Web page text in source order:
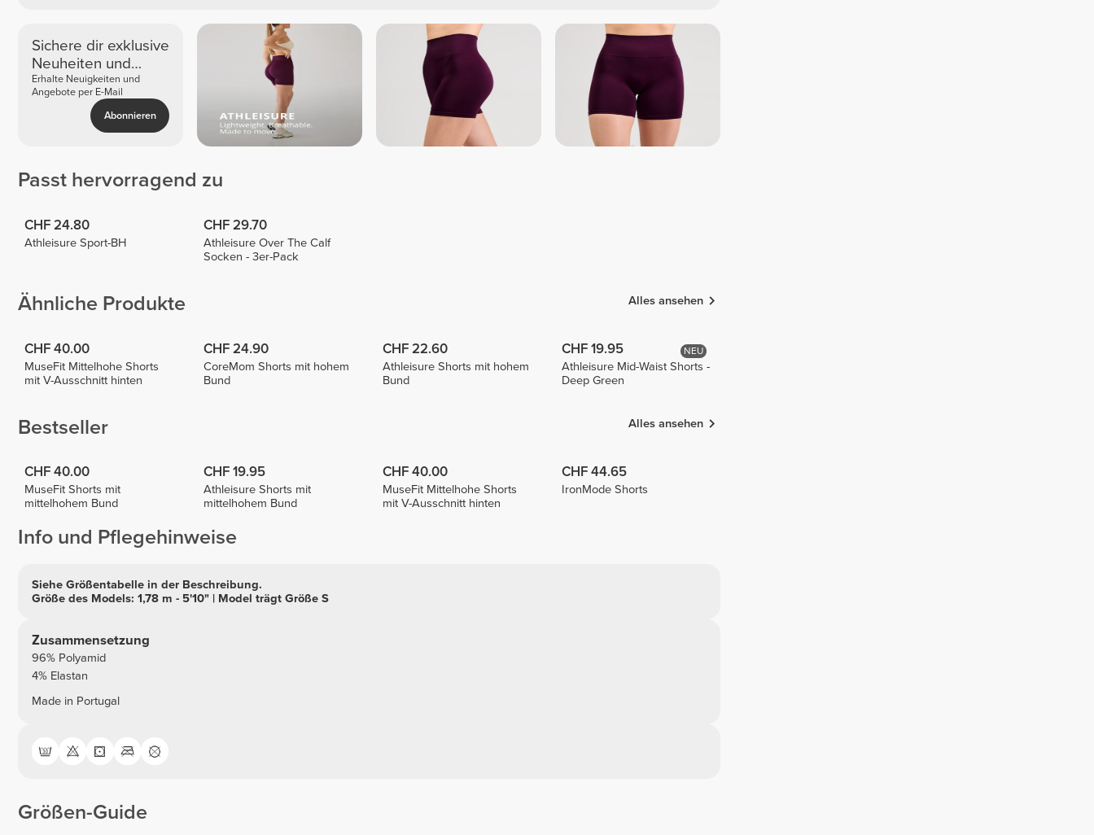
Sichere dir exklusive
Neuheiten und
Angebote
Erhalte Neuigkeiten und
Angebote per E-Mail
Abonnieren
Passt hervorragend zu
CHF 24.80
Athleisure Sport-BH
CHF 29.70
Athleisure Over The Calf
Socken - 3er-Pack
Ähnliche Produkte Alles ansehen
CHF 40.00
MuseFit Mittelhohe Shorts
mit V-Ausschnitt hinten
CHF 24.90
CoreMom Shorts mit hohem
Bund
CHF 22.60
Athleisure Shorts mit hohem
Bund
NEU
CHF 19.95
Athleisure Mid-Waist Shorts -
Deep Green
Bestseller Alles ansehen
CHF 40.00
MuseFit Shorts mit
mittelhohem Bund
CHF 19.95
Athleisure Shorts mit
mittelhohem Bund
CHF 40.00
MuseFit Mittelhohe Shorts
mit V-Ausschnitt hinten
CHF 44.65
IronMode Shorts
Info und Pflegehinweise
Siehe Größentabelle in der Beschreibung.
Größe des Models: 1,78 m - 5'10" | Model trägt Größe S
Zusammensetzung
96% Polyamid
4% Elastan
Made in Portugal
Größen-Guide